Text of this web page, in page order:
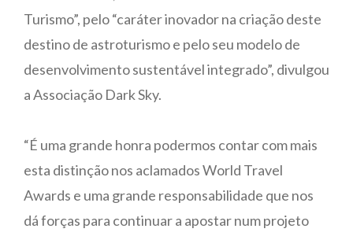
Turismo”, pelo “caráter inovador na criação deste
destino de astroturismo e pelo seu modelo de
desenvolvimento sustentável integrado”, divulgou
a Associação Dark Sky.
“É uma grande honra podermos contar com mais
esta distinção nos aclamados World Travel
Awards e uma grande responsabilidade que nos
dá forças para continuar a apostar num projeto